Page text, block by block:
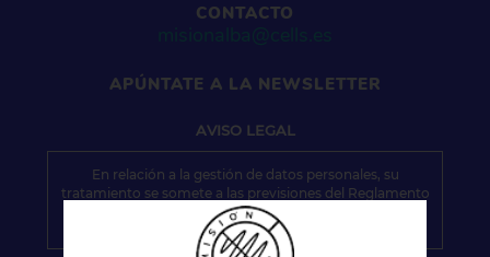
CONTACTO
misionalba@cells.es
APÚNTATE A LA NEWSLETTER
AVISOLEGAL
En relación a la gestión de datos personales, su
tratamiento se somete a las previsiones del Reglamento
(UE) 2016/679 del Parlamento y del Consejo Europeo,
relativo a la protección de las personas físicas en lo que
respecta el tratamiento de datos personales y a la libre